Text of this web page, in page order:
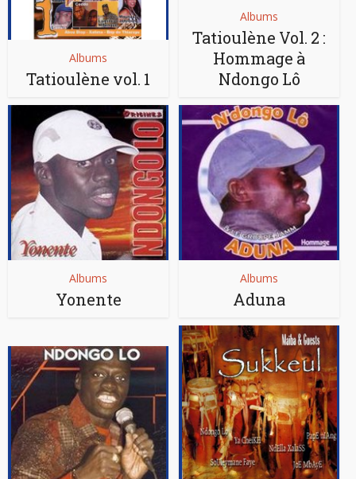
Albums
Tatioulène vol. 1
Albums
Tatioulène Vol. 2 :
Hommage à
Ndongo Lô
Albums
Yonente
Albums
Aduna